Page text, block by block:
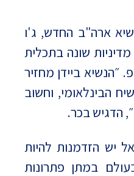
ארה"ב החדש, ג'ו
מדיניות שונה בתכלית
״הנשיא ביידן מחזיר
הבינלאומי, וחשוב
הדגיש בכר.
יש הזדמנות להיות
במתן פתרונות